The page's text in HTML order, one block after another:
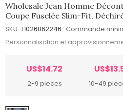
Wholesale Jean Homme
Coupe Fuselée Slim-Fit,
SKU: T1026062246 Commande
Personnalisation et
US$14.72
2-9 pieces 10-49